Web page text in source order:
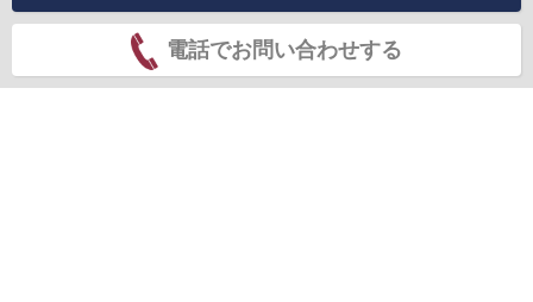
電話でお問い合わせする